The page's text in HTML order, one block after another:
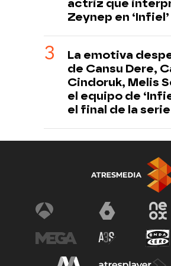
actriz que
Zeynep en ‘Infiel’
La emotiva
de Cansu Dere,
Cindoruk, Melis
el equipo de
el final de la serie